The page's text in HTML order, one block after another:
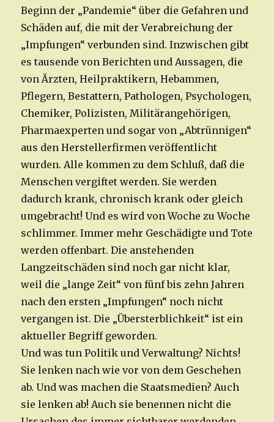
Beginn der „Pandemie“ über die Gefahren und
Schäden auf, die mit der Verabreichung der
„Impfungen“ verbunden sind. Inzwischen gibt
es tausende von Berichten und Aussagen, die
von Ärzten, Heilpraktikern, Hebammen,
Pflegern, Bestattern, Pathologen, Psychologen,
Chemiker, Polizisten, Militärangehörigen,
Pharmaexperten und sogar von „Abtrünnigen“
aus den Herstellerfirmen veröffentlicht
wurden. Alle kommen zu dem Schluß, daß die
Menschen vergiftet werden. Sie werden
dadurch krank, chronisch krank oder gleich
umgebracht! Und es wird von Woche zu Woche
schlimmer. Immer mehr Geschädigte und Tote
werden offenbart. Die anstehenden
Langzeitschäden sind noch gar nicht klar,
weil die „lange Zeit“ von fünf bis zehn Jahren
nach den ersten „Impfungen“ noch nicht
vergangen ist. Die „Übersterblichkeit“ ist ein
aktueller Begriff geworden.
Und was tun Politik und Verwaltung? Nichts!
Sie lenken nach wie vor von dem Geschehen
ab. Und was machen die Staatsmedien? Auch
sie lenken ab! Auch sie benennen nicht die